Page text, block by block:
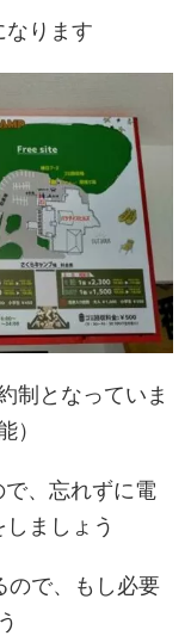
ります
制となっていま
）
、忘れずに電
ましょう
ので、もし必要